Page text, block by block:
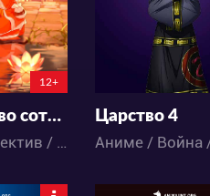
12+
Руководство сотен демонов 3
Аниме / Детектив / Исторический / Приключения / Паранормальное / Фэнтези
62
Царство 4